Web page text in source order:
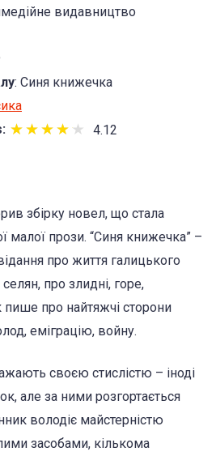
видавництво
: Синя книжечка
★
★★
★★
★★
★★
★ 4.12
збірку новел, що стала
малої прози. “Синя книжечка” –
про життя галицького
про злидні, горе,
про найтяжчі сторони
еміграцію, войну.
своєю стислістю – іноді
але за ними розгортається
володіє майстерністю
засобами, кількома